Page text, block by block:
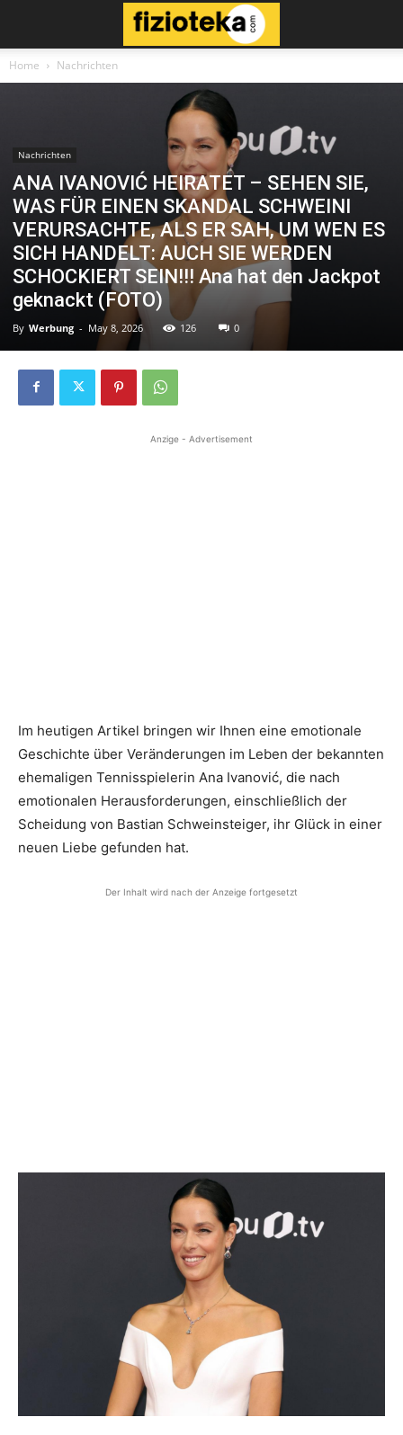
Home Nachrichten
Nachrichten
ANA IVANOVIĆ HEIRATET – SEHEN SIE,
WAS FÜR EINEN SKANDAL SCHWEINI
VERURSACHTE, ALS ER SAH, UM WEN ES
SICH HANDELT: AUCH SIE WERDEN
SCHOCKIERT SEIN!!! Ana hat den Jackpot
geknackt (FOTO)
By Werbung - May 8, 2026 126 0
Anzige - Advertisement
Im heutigen Artikel bringen wir Ihnen eine emotionale
Geschichte über Veränderungen im Leben der bekannten
ehemaligen Tennisspielerin Ana Ivanović, die nach
emotionalen Herausforderungen, einschließlich der
Scheidung von Bastian Schweinsteiger, ihr Glück in einer
neuen Liebe gefunden hat.
Der Inhalt wird nach der Anzeige fortgesetzt